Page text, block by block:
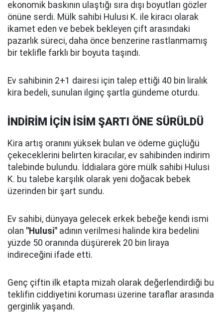
ekonomik baskının ulaştığı sıra dışı boyutları gözler
önüne serdi. Mülk sahibi Hulusi K. ile kiracı olarak
ikamet eden ve bebek bekleyen çift arasındaki
pazarlık süreci, daha önce benzerine rastlanmamış
bir teklifle farklı bir boyuta taşındı.
Ev sahibinin 2+1 dairesi için talep ettiği 40 bin liralık
kira bedeli, sunulan ilginç şartla gündeme oturdu.
İNDİRİM İÇİN İSİM ŞARTI ÖNE SÜRÜLDÜ
Kira artış oranını yüksek bulan ve ödeme güçlüğü
çekeceklerini belirten kiracılar, ev sahibinden indirim
talebinde bulundu. İddialara göre mülk sahibi Hulusi
K. bu talebe karşılık olarak yeni doğacak bebek
üzerinden bir şart sundu.
Ev sahibi, dünyaya gelecek erkek bebeğe kendi ismi
olan "Hulusi" adının verilmesi halinde kira bedelini
yüzde 50 oranında düşürerek 20 bin liraya
indireceğini ifade etti.
Genç çiftin ilk etapta mizah olarak değerlendirdiği bu
teklifin ciddiyetini koruması üzerine taraflar arasında
gerginlik yaşandı.